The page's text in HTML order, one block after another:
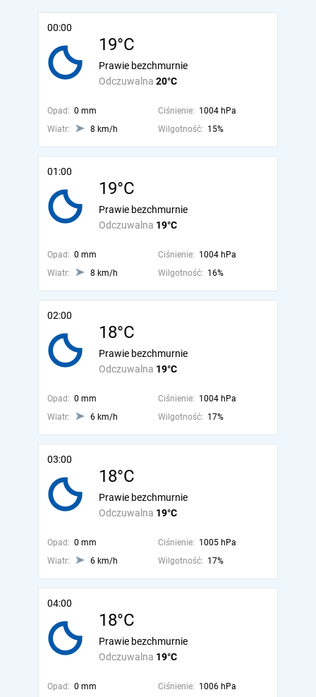
00:00
19°C
Odczuwalna 20°C
Prawie bezchmurnie
Opad: 0 mm Ciśnienie: 1004 hPa
Wiatr:
8 km/h Wilgotność: 15%
01:00
19°C
Odczuwalna 19°C
Prawie bezchmurnie
Opad: 0 mm Ciśnienie: 1004 hPa
Wiatr:
8 km/h Wilgotność: 16%
02:00
18°C
Odczuwalna 19°C
Prawie bezchmurnie
Opad: 0 mm Ciśnienie: 1004 hPa
Wiatr:
6 km/h Wilgotność: 17%
03:00
18°C
Odczuwalna 19°C
Prawie bezchmurnie
Opad: 0 mm Ciśnienie: 1005 hPa
Wiatr:
6 km/h Wilgotność: 17%
04:00
18°C
Odczuwalna 19°C
Prawie bezchmurnie
Opad: 0 mm Ciśnienie: 1006 hPa